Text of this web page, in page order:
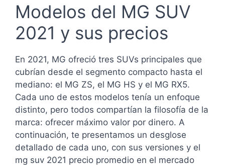
Modelos del MG SUV
2021 y sus precios
En 2021, MG ofreció tres SUVs principales que
cubrían desde el segmento compacto hasta el
mediano: el MG ZS, el MG HS y el MG RX5.
Cada uno de estos modelos tenía un enfoque
distinto, pero todos compartían la filosofía de la
marca: ofrecer máximo valor por dinero. A
continuación, te presentamos un desglose
detallado de cada uno, con sus versiones y el
mg suv 2021 precio promedio en el mercado